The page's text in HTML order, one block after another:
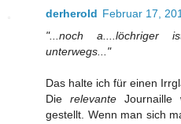
derherold Februar 17,
"...noch a....löchriger
unterwegs..."
Das halte ich für einen
Die relevante Journaille
gestellt. Wenn man sich